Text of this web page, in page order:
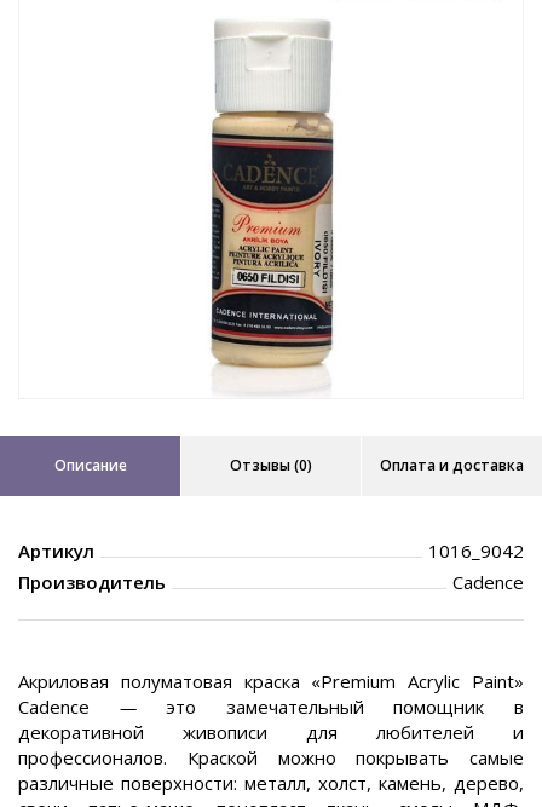
Описание Отзывы (0) Оплата и доставка
Артикул
1016_9042
Производитель
Cadence
Акриловая полуматовая краска «Premium Acrylic Paint»
Cadence —это
замечательный помощник в
декоративной живописи
для любителей и
профессионалов.
Краской можно покрывать самые
различные поверхности: металл, холст, камень, дерево,